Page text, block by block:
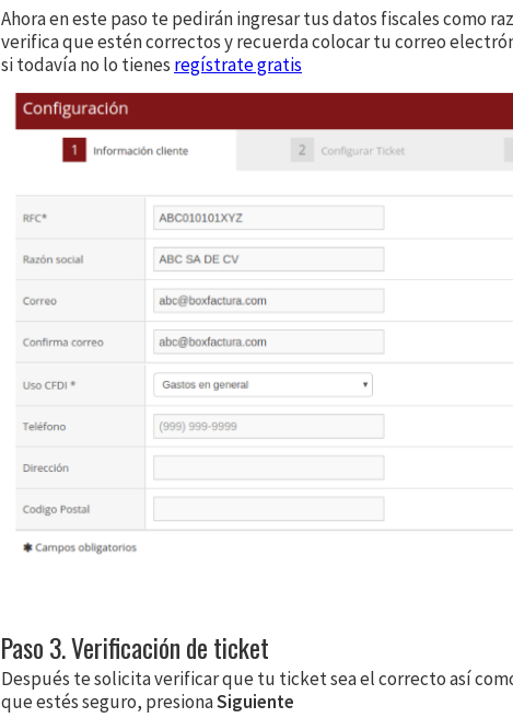
Ahora en este paso te pedirán ingresar tus datos fiscales como
verifica que estén correctos y recuerda colocar tu correo
si todavía no lo tienes regístrate gratis
Paso 3. Verificación de ticket
Después te solicita verificar que tu ticket sea el correcto así
que estés seguro, presionaSiguiente